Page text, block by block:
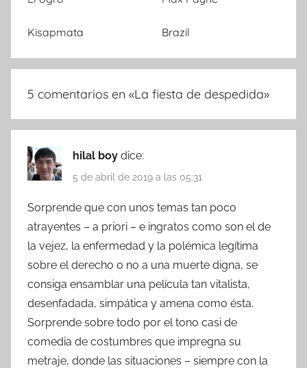
Kisapmata Brazil
5 comentarios en «La fiesta de despedida»
hilal boy dice:
5 de abril de 2019 a las 05:31
Sorprende que con unos temas tan poco
atrayentes – a priori – e ingratos como son el de
la vejez, la enfermedad y la polémica legítima
sobre el derecho o no a una muerte digna, se
consiga ensamblar una película tan vitalista,
desenfadada, simpática y amena como ésta.
Sorprende sobre todo por el tono casi de
comedia de costumbres que impregna su
metraje, donde las situaciones – siempre con la